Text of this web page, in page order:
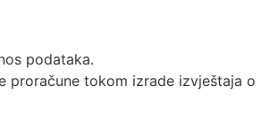
podataka.
proračune tokom izrade izvještaja o